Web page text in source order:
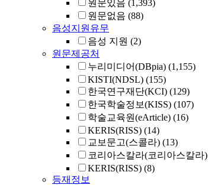
원문있음 (1,393)
원문없음 (88)
음성지원유무
음성 지원 (2)
원문제공처
누리미디어(DBpia) (1,155)
KISTI(NDSL) (155)
한국연구재단(KCI) (129)
한국학술정보(KISS) (107)
학술교육원(eArticle) (16)
KERIS(RISS) (14)
교보문고(스콜라) (13)
코리아스칼라(코리아스칼라)
KERIS(RISS) (8)
등재정보